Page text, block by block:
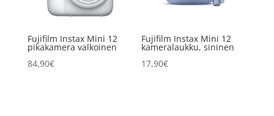
Fujifilm Instax Mini 12
pikakamera valkoinen
84,90€
Fujifilm Instax Mini 12
kameralaukku, sininen
17,90€